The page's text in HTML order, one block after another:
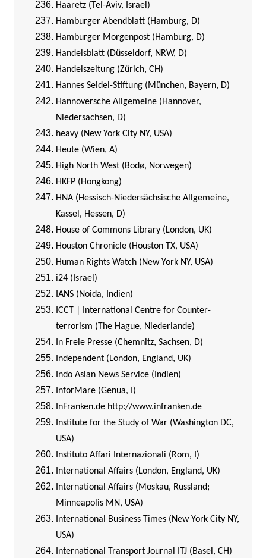
Haaretz (Tel-Aviv, Israel)
Hamburger Abendblatt (Hamburg, D)
Hamburger Morgenpost (Hamburg, D)
Handelsblatt (Düsseldorf, NRW, D)
Handelszeitung (Zürich, CH)
Hannes Seidel-Stiftung (München, Bayern, D)
Hannoversche Allgemeine (Hannover,
Niedersachsen, D)
heavy (New York City NY, USA)
Heute (Wien, A)
High North West (Bodø, Norwegen)
HKFP (Hongkong)
HNA (Hessisch-Niedersächsische Allgemeine,
Kassel, Hessen, D)
House of Commons Library (London, UK)
Houston Chronicle (Houston TX, USA)
Human Rights Watch (New York NY, USA)
i24 (Israel)
IANS (Noida, Indien)
ICCT | International Centre for Counter-
terrorism (The Hague, Niederlande)
In Freie Presse (Chemnitz, Sachsen, D)
Independent (London, England, UK)
Indo Asian News Service (Indien)
InforMare (Genua, I)
InFranken.de http://www.infranken.de
Institute for the Study of War (Washington DC,
USA)
Instituto Affari Internazionali (Rom, I)
International Affairs (London, England, UK)
International Affairs (Moskau, Russland;
Minneapolis MN, USA)
International Business Times (New York City NY,
USA)
International Transport Journal ITJ (Basel, CH)